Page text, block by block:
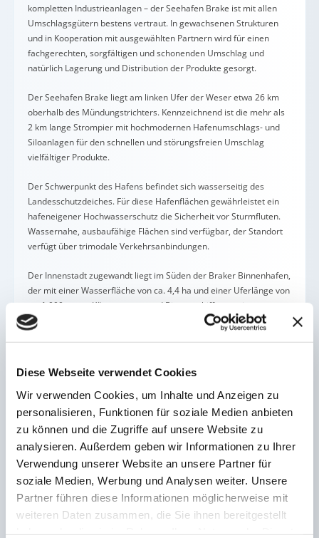
Diese Webseite verwendet Cookies
Wir verwenden Cookies, um Inhalte und Anzeigen zu
personalisieren, Funktionen für soziale Medien anbieten
zu können und die Zugriffe auf unsere Website zu
analysieren. Außerdem geben wir Informationen zu Ihrer
Verwendung unserer Website an unsere Partner für
soziale Medien, Werbung und Analysen weiter. Unsere
Partner führen diese Informationen möglicherweise mit
weiteren Daten zusammen, die Sie ihnen bereitgestellt
kompletten Industrieanlagen – der Seehafen Brake ist mit allen
Umschlagsgütern bestens vertraut. In gewachsenen Strukturen
und in Kooperation mit ausgewählten Partnern wird für einen
fachgerechten, sorgfältigen und schonenden Umschlag und
natürlich Lagerung und Distribution der Produkte gesorgt.
Der Seehafen Brake liegt am linken Ufer der Weser etwa 26 km
oberhalb des Mündungstrichters. Kennzeichnend ist die mehr als
2 km lange Strompier mit hochmodernen Hafenumschlags- und
Siloanlagen für den schnellen und störungsfreien Umschlag
vielfältiger Produkte.
Der Schwerpunkt des Hafens befindet sich wasserseitig des
Landesschutzdeiches. Für diese Hafenflächen gewährleistet ein
hafeneigener Hochwasserschutz die Sicherheit vor Sturmfluten.
Wassernahe, ausbaufähige Flächen sind verfügbar, der Standort
verfügt über trimodale Verkehrsanbindungen.
Der Innenstadt zugewandt liegt im Süden der Braker Binnenhafen,
der mit einer Wasserfläche von ca. 4,4 ha und einer Uferlänge von
ca. 1.000 m von Küstenmotor- und Binnenschiffen sowie
Sportbooten genutzt wird. Eine Seeschleuse mit einer
Kammerlänge von 95 m verbindet den Binnenhafen mit der